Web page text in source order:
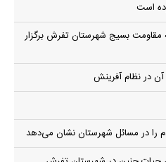
است
مقاومت بسیج شهرستان تفرش برگزار
در نظام آفرینش
را در مسائل شهرستان نشان می‌دهد